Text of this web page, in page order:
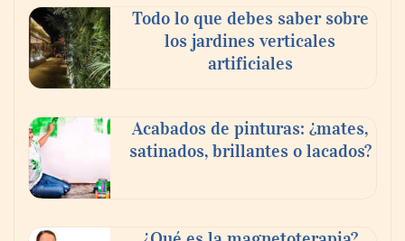
Todo lo que debes saber sobre
los jardines verticales
artificiales
Acabados de pinturas: ¿mates,
satinados, brillantes o lacados?